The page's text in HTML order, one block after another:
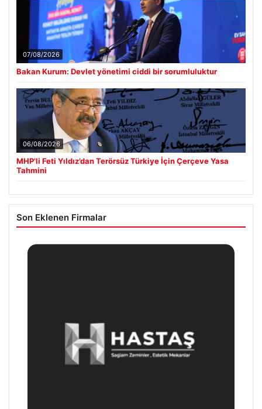
07/08/2026
Bakan Kurum: Devlet yönetimi ciddi bir sorumluluktur
06/08/2026
MHP’li Feti Yıldız’dan Terörsüz Türkiye İçin Çerçeve Yasa
Tahmini
Son Eklenen Firmalar